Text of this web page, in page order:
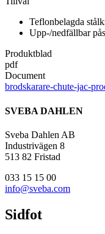
Teflonbelagda
Upp-/nedfällbar
Produktblad
pdf
Document
brodskarare-chute-jac-
SVEBA DAHLEN
Sveba Dahlen AB
Industrivägen 8
513 82 Fristad
033 15 15 00
info@sveba.com
Sidfot